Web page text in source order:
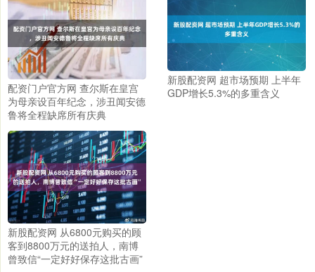
配资门户官方网 查尔斯在皇宫
为母亲设百年纪念，涉丑闻安德
鲁将全程缺席所有庆典
新股配资网 超市场预期 上半年
GDP增长5.3%的多重含义
新股配资网 从6800元购买的顾
客到8800万元的送拍人，南博
曾致信“一定好好保存这批古画”